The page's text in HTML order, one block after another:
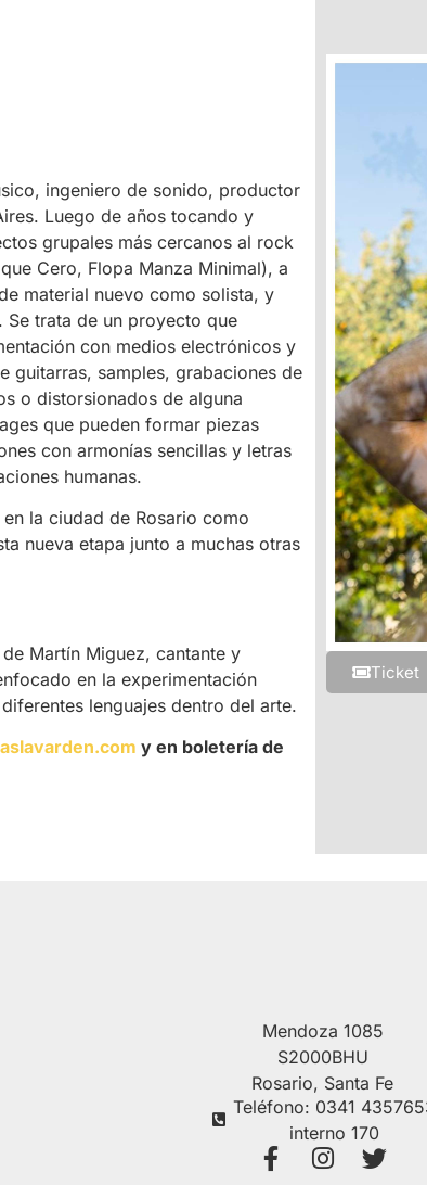
ingeniero de sonido, productor
Luego de años tocando y
grupales más cercanos al rock
Cero, Flopa Manza Minimal), a
material nuevo como solista, y
Se trata de un proyecto que
con medios electrónicos y
guitarras, samples, grabaciones de
o distorsionados de alguna
que pueden formar piezas
con armonías sencillas y letras
humanas.
la ciudad de Rosario como
nueva etapa junto a muchas otras
Martín Miguez, cantante y
en la experimentación
lenguajes dentro del arte.
y en boletería de
Ticket
Mendoza 1085
S2000BHU
Rosario, Santa Fe
Teléfono: 0341
interno 170